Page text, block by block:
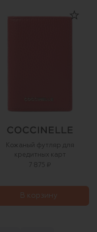
Кожаный футляр для
кредитных карт
7 875 ₽
В корзину